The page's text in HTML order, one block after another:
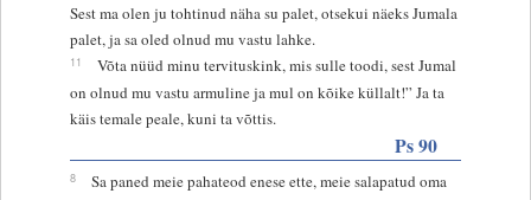
Sest ma olen ju tohtinud näha su palet, otsekui näeks Jumala
palet, ja sa oled olnud mu vastu lahke.
11
Võta nüüd minu tervituskink, mis sulle toodi, sest Jumal
on olnud mu vastu armuline ja mul on kõike küllalt!” Ja ta
käis temale peale, kuni ta võttis.
Ps 90
8
Sa paned meie pahateod enese ette, meie salapatud oma